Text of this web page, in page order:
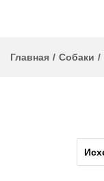
Главная / Собаки /